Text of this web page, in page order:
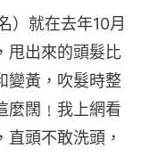
）就在去年10月
甩出來的頭髮比
變黃，吹髮時整
麼闊﹗我上網看
頭不敢洗頭，